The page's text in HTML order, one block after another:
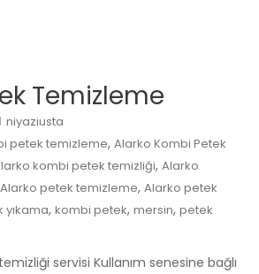
Temizleme
niyaziusta
petek temizleme, Alarko Kombi Petek
kombi petek temizliği, Alarko
Alarko petek temizleme, Alarko petek
yıkama, kombi petek, mersin, petek
servisi Kullanım senesine bağlı